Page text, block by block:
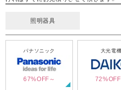
照明器具
パナソニック
67%OFF～
大光電機
72%OFF